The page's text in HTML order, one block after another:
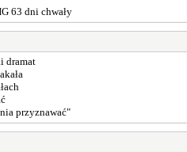
63 dni chwały
dramat
przyznawać"